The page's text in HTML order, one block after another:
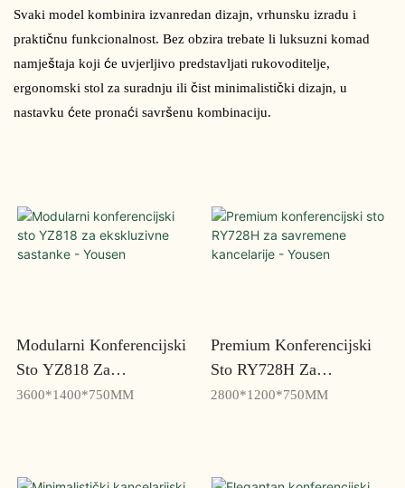
Svaki model kombinira izvanredan dizajn, vrhunsku izradu i
praktičnu funkcionalnost. Bez obzira trebate li luksuzni komad
namještaja koji će uvjerljivo predstavljati rukovoditelje,
ergonomski stol za suradnju ili čist minimalistički dizajn, u
nastavku ćete pronaći savršenu kombinaciju.
Modularni Konferencijski
Sto YZ818 Za
Ekskluzivne Sastanke -
3600*1400*750MM
Premium Konferencijski
Sto RY728H Za
Savremene Kancelarije -
2800*1200*750MM